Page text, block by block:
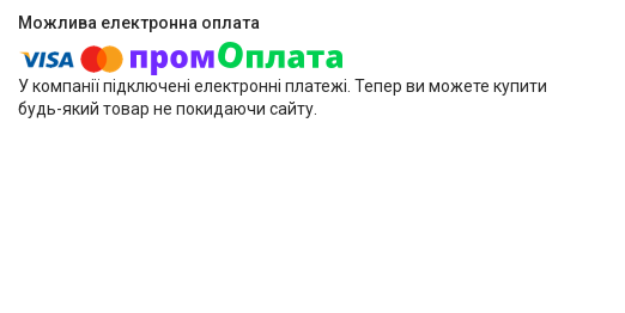
У компанії підключені електронні платежі. Тепер ви можете купити
будь-який товар не покидаючи сайту.